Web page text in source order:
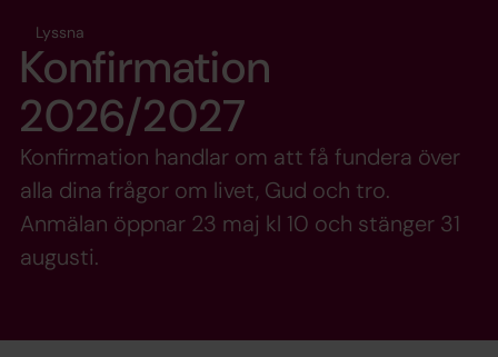
Lyssna
Konfirmation
2026/2027
Konfirmation handlar om att få fundera över
alla dina frågor om livet, Gud och tro.
Anmälan öppnar 23 maj kl 10 och stänger 31
augusti.